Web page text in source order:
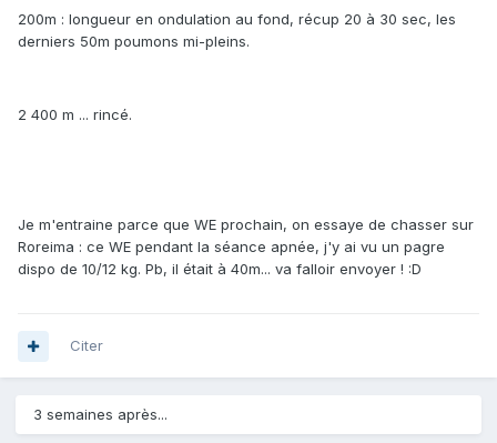
200m : longueur en ondulation au fond, récup 20 à 30 sec, les
derniers 50m poumons mi-pleins.
2 400 m ... rincé.
Je m'entraine parce que WE prochain, on essaye de chasser sur
Roreima : ce WE pendant la séance apnée, j'y ai vu un pagre
dispo de 10/12 kg. Pb, il était à 40m... va falloir envoyer ! :D
Citer
3 semaines après...